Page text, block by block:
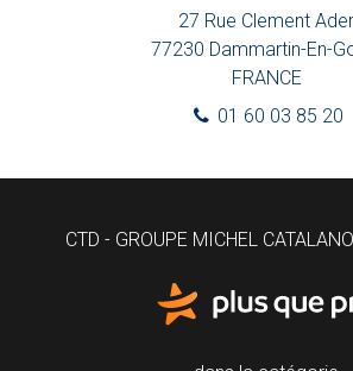
27 Rue Clement Ader
77230 Dammartin-En-
FRANCE
01 60 03 85 20
CTD - GROUPE MICHEL